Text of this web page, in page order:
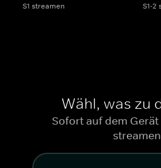
S1 streamen S1-2
Wähl, was zu
Sofort auf dem
streamen